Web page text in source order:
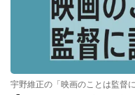
宇野維正の「映画のことは監督に